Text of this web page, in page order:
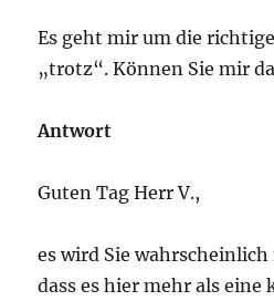
Es geht mir um die
„trotz“. Können Sie mir
Antwort
Guten Tag Herr V.,
es wird Sie
dass es hier mehr als eine